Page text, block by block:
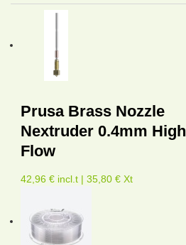
Prusa Brass Nozzle
Nextruder 0.4mm High
Flow
42,96 € incl.t | 35,80 € Xt